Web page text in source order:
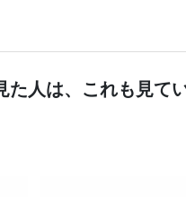
た人は、これも見て